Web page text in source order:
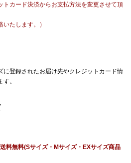
カード決済からお支払方法を変更させて頂
たします。）
に登録されたお届け先やクレジットカード情
。
料無料(Sサイズ・Mサイズ・EXサイズ商品